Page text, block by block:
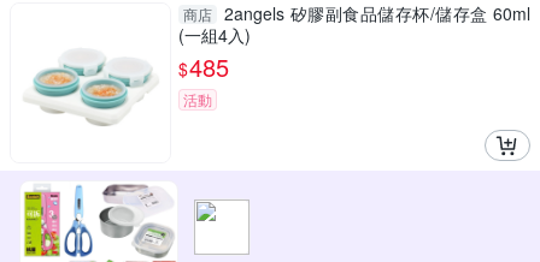
商店 2angels 矽膠副食品儲存杯/儲存盒 60ml
(一組4入)
$485
活動